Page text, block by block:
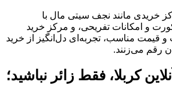
خریدی مانند نجف سیتی مال با
و امکانات تفریحی، و مرکز خرید
و قیمت مناسب، تجربه‌ای دل‌انگیز از خرید
رقم می‌زنند.
کربلا، فقط زائر نباشید؛